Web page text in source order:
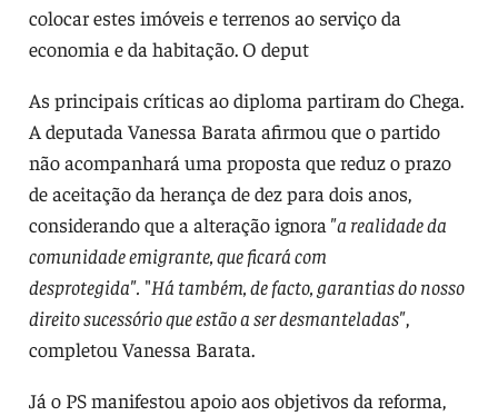
colocar estes imóveis e terrenos ao serviço da
economia e da habitação. O deput
As principais críticas ao diploma partiram do Chega.
A deputada Vanessa Barata afirmou que o partido
não acompanhará uma proposta que reduz o prazo
de aceitação da herança de dez para dois anos,
considerando que a alteração ignora "a realidade da
comunidade emigrante, que ficará com
desprotegida". "Há também, de facto, garantias do nosso
direito sucessório que estão a ser desmanteladas",
completou Vanessa Barata.
Já o PS manifestou apoio aos objetivos da reforma,